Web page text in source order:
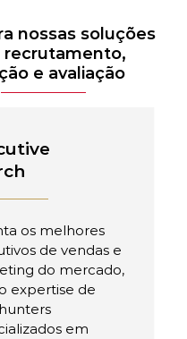
nossas soluções
recrutamento,
e avaliação
os melhores
de vendas e
do mercado,
expertise de
em